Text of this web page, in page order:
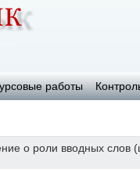
работы
о роли вводных слов